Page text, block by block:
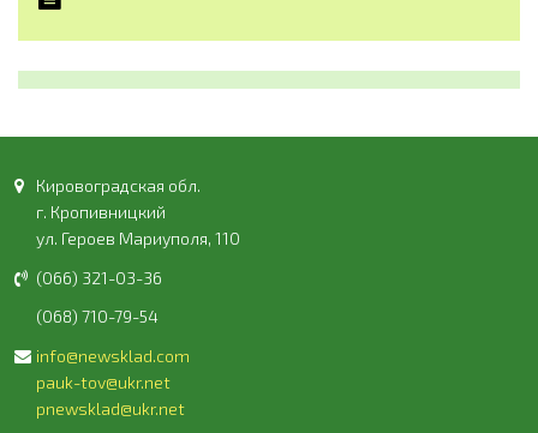
Кировоградская обл.
г. Кропивницкий
ул. Героев Мариуполя, 110
(066) 321-03-36
(068) 710-79-54
info@newsklad.com
pauk-tov@ukr.net
pnewsklad@ukr.net